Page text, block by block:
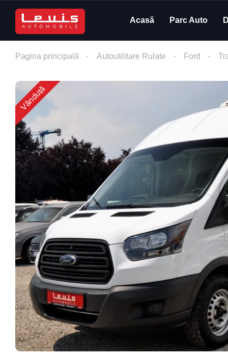
Acasă Parc Auto
Pagina principală Autoutilitare Rulate Ford
Vândută